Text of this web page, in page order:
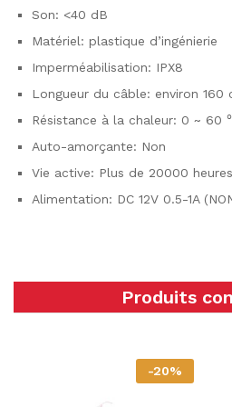
Son: <40 dB
Matériel: plastique d’ingénierie
Imperméabilisation: IPX8
Longueur du câble: environ 160
Résistance à la chaleur: 0 ~ 60
Auto-amorçante: Non
Vie active: Plus de 20000 heures
Alimentation: DC 12V 0.5-1A
Produits
-20%